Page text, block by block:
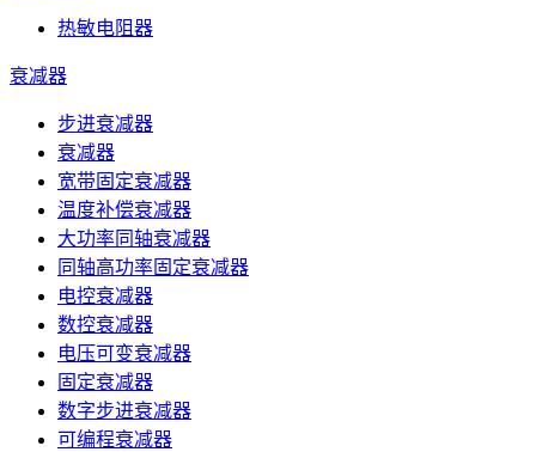
热敏电阻器
衰减器
步进衰减器
衰减器
宽带固定衰减器
温度补偿衰减器
大功率同轴衰减器
同轴高功率固定衰减器
电控衰减器
数控衰减器
电压可变衰减器
固定衰减器
数字步进衰减器
可编程衰减器